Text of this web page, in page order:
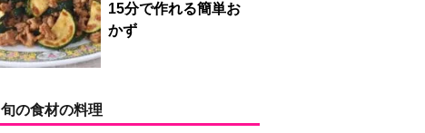
15分で作れる簡単お
かず
旬の食材の料理